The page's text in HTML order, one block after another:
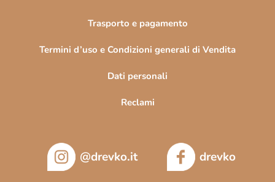
Trasporto e pagamento
Termini d’uso e Condizioni generali di Vendita
Dati personali
Reclami
@drevko.it drevko